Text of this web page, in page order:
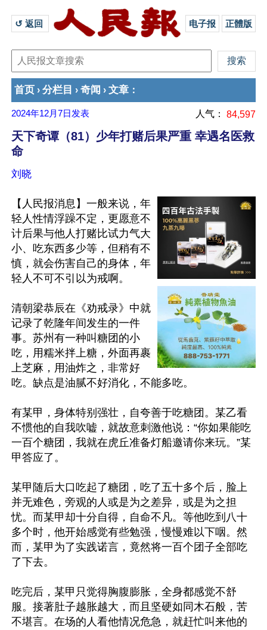
↺ 返回 电子报 正體版
首页 › 分栏目 › 奇闻 › 文章 ：
2024年12月7日 发表 人气： 84,597
天下奇谭（81）少年打赌后果严重 幸遇名医救
命
刘晓
【人民报消息】一般来说，年
轻人性情浮躁不定，更愿意不
计后果与他人打赌比试力气大
小、吃东西多少等，但稍有不
慎，就会伤害自己的身体，年
轻人不可不引以为戒啊。
清朝梁恭辰在《劝戒录》中就
记录了乾隆年间发生的一件
事。苏州有一种叫糖团的小
吃，用糯米拌上糖，外面再裹
上芝麻，用油炸之，非常好
吃。缺点是油腻不好消化，不能多吃。
有某甲，身体特别强壮，自夸善于吃糖团。某乙看
不惯他的自我吹嘘，就故意刺激他说：“你如果能吃
一百个糖团，我就在虎丘准备灯船邀请你来玩。”某
甲答应了。
某甲随后大口吃起了糖团，吃了五十多个后，脸上
并无难色，旁观的人或是为之差异，或是为之担
忧。而某甲却十分自得，自命不凡。等他吃到八十
多个时，他开始感觉有些勉强，慢慢难以下咽。然
而，某甲为了实践诺言，竟然将一百个团子全部吃
了下去。
吃完后，某甲只觉得胸腹膨胀，全身都感觉不舒
服。接著肚子越胀越大，而且坚硬如同木石般，苦
不堪言。在场的人看他情况危急，就赶忙叫来他的